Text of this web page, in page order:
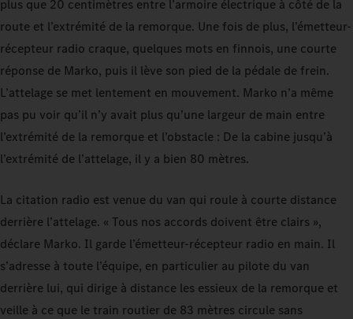
plus que 20 centimètres entre l’armoire électrique à côté de la
route et l’extrémité de la remorque. Une fois de plus, l’émetteur-
récepteur radio craque, quelques mots en finnois, une courte
réponse de Marko, puis il lève son pied de la pédale de frein.
L’attelage se met lentement en mouvement. Marko n’a même
pas pu voir qu’il n’y avait plus qu’une largeur de main entre
l’extrémité de la remorque et l’obstacle : De la cabine jusqu’à
l’extrémité de l’attelage, il y a bien 80 mètres.
La citation radio est venue du van qui roule à courte distance
derrière l’attelage. « Tous nos accords doivent être clairs »,
déclare Marko. Il garde l’émetteur-récepteur radio en main. Il
s’adresse à toute l’équipe, en particulier au pilote du van
derrière lui, qui dirige à distance les essieux de la remorque et
veille à ce que le train routier de 83 mètres circule sans